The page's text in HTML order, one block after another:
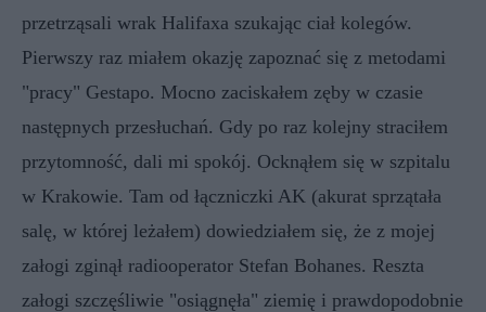
przetrząsali wrak Halifaxa szukając ciał kolegów.
Pierwszy raz miałem okazję zapoznać się z metodami
"pracy" Gestapo. Mocno zaciskałem zęby w czasie
następnych przesłuchań. Gdy po raz kolejny straciłem
przytomność, dali mi spokój. Ocknąłem się w szpitalu
w Krakowie. Tam od łączniczki AK (akurat sprzątała
salę, w której leżałem) dowiedziałem się, że z mojej
załogi zginął radiooperator Stefan Bohanes. Reszta
załogi szczęśliwie "osiągnęła" ziemię i prawdopodobnie